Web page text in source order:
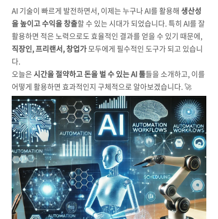
AI 기술이 빠르게 발전하면서, 이제는 누구나 AI를 활용해 생산성
을 높이고 수익을 창출할 수 있는 시대가 되었습니다. 특히 AI를 잘
활용하면 적은 노력으로도 효율적인 결과를 얻을 수 있기 때문에,
직장인, 프리랜서, 창업가모두에게 필수적인 도구가 되고 있습니
다.
오늘은시간을 절약하고 돈을 벌 수 있는 AI 툴들을 소개하고, 이를
어떻게 활용하면 효과적인지 구체적으로 알아보겠습니다. 🚀